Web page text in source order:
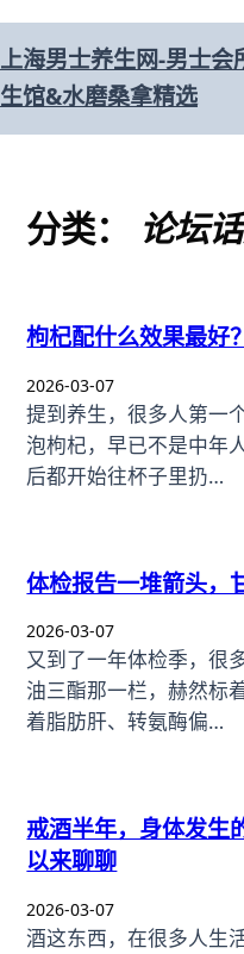
至
内
容
上海男士养生网-男士会
生馆&水磨桑拿精选
分类： 论坛
枸杞配什么效果最好
2026-03-07
提到养生，很多人第一
泡枸杞，早已不是中年
后都开始往杯子里扔…
体检报告一堆箭头，
2026-03-07
又到了一年体检季，很
油三酯那一栏，赫然标
着脂肪肝、转氨酶偏…
戒酒半年，身体发生
以来聊聊
2026-03-07
酒这东西，在很多人生